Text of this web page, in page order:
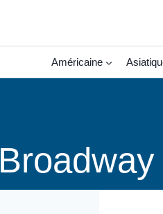
Américaine